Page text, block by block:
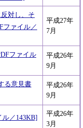
対し、そ
ファイル／
平成27年
7月
ファイル
平成26年
9月
る意見書
平成26年
9月
／143KB]
平成26年
3月